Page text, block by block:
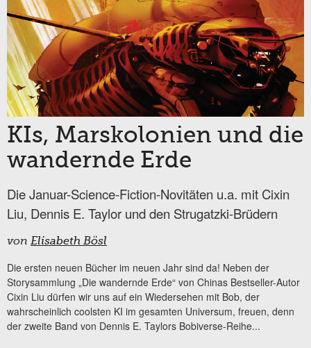
KIs, Marskolonien und die
wandernde Erde
Die Januar-Science-Fiction-Novitäten u.a. mit Cixin
Liu, Dennis E. Taylor und den Strugatzki-Brüdern
von Elisabeth Bösl
Die ersten neuen Bücher im neuen Jahr sind da! Neben der
Storysammlung „Die wandernde Erde“ von Chinas Bestseller-Autor
Cixin Liu dürfen wir uns auf ein Wiedersehen mit Bob, der
wahrscheinlich coolsten KI im gesamten Universum, freuen, denn
der zweite Band von Dennis E. Taylors Bobiverse-Reihe...